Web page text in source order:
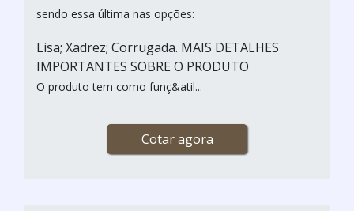
sendo essa última nas opções:
Lisa; Xadrez; Corrugada. MAIS DETALHES
IMPORTANTES SOBRE O PRODUTO
O produto tem como funç&atil...
Cotar agora